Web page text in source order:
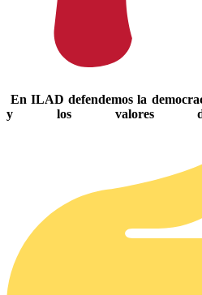
En ILAD defendemos la
y los valores